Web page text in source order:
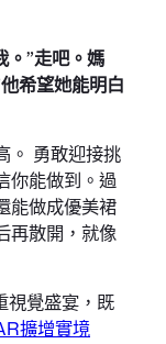
。”走吧。媽
希望她能明白
。 勇敢迎接挑
你能做到。過
能做成優美裙
再散開，就像
視覺盛宴，既
擴增實境